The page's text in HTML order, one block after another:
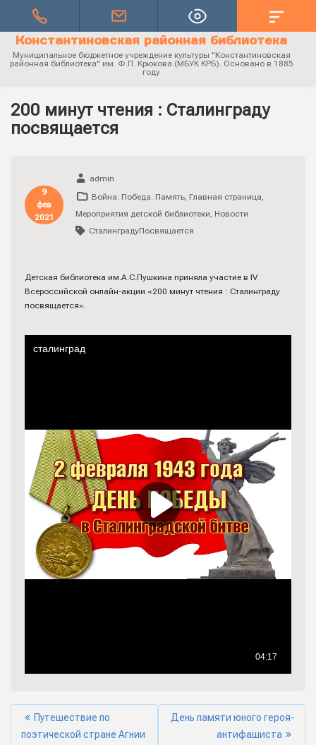
Константиновская районная библиотека
Муниципальное бюджетное учреждение культуры "Константиновская
районная библиотека" им. Ф.П. Крюкова (МБУК КРБ). Основано в 1885
году
200 минут чтения : Сталинграду
посвящается
9
фев
2021
admin
Война. Победа. Память, Главная страница,
Мероприятия детской библиотеки, Новости
СталинградуПосвящается
Детская библиотека им.А.С.Пушкина приняла участие в IV
Всероссийской онлайн-акции «200 минут чтения : Сталинграду
посвящается».
Путешествие по
поэтической стране Агнии
День памяти юного героя-
антифашиста